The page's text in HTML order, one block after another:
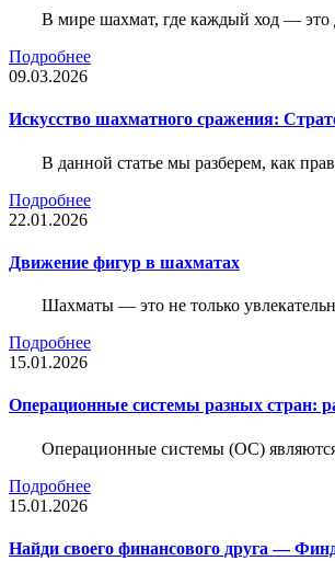
В мире шахмат, где каждый ход — это
Подробнее
09.03.2026
Искусство шахматного сражения:
В данной статье мы разберем, как
Подробнее
22.01.2026
Движение фигур в шахматах
Шахматы — это не только
Подробнее
15.01.2026
Операционные системы разных стран:
Операционные системы (ОС)
Подробнее
15.01.2026
Найди своего финансового друга —